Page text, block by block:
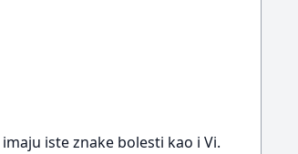
iste znake bolesti kao i Vi.